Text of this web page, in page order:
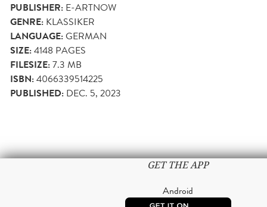
PUBLISHER: E-ARTNOW
GENRE: KLASSIKER
LANGUAGE:GERMAN
SIZE:4148 PAGES
FILESIZE:7.3 MB
ISBN:4066339514225
PUBLISHED: DEC. 5, 2023
GET THE APP
Android